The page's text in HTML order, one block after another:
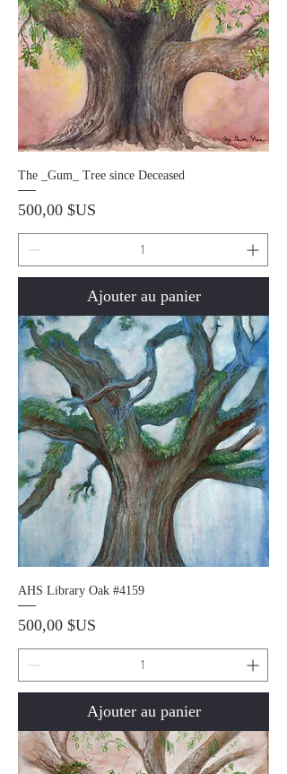
The _Gum_ Tree since Deceased
Prix
500,00 $US
Ajouter au panier
AHS Library Oak #4159
Prix
500,00 $US
Ajouter au panier